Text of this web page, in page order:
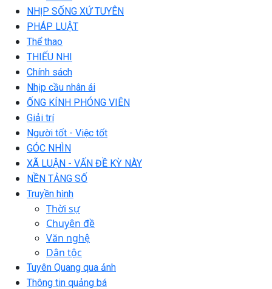
NHỊP SỐNG XỨ TUYÊN
PHÁP LUẬT
Thể thao
THIẾU NHI
Chính sách
Nhịp cầu nhân ái
ỐNG KÍNH PHÓNG VIÊN
Giải trí
Người tốt - Việc tốt
GÓC NHÌN
XÃ LUẬN - VẤN ĐỀ KỲ NÀY
NỀN TẢNG SỐ
Truyền hình
Thời sự
Chuyên đề
Văn nghệ
Dân tộc
Tuyên Quang qua ảnh
Thông tin quảng bá